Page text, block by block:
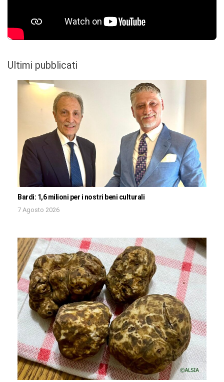
Ultimi pubblicati
Bardi: 1,6 milioni per i nostri beni culturali
7 Agosto 2026